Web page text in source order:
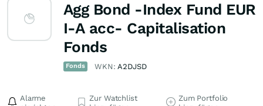
Agg Bond -Index Fund EUR
I-A acc- Capitalisation
Fonds
Fonds WKN:A2DJSD
Alarme
Zur Watchlist
Zum Portfolio